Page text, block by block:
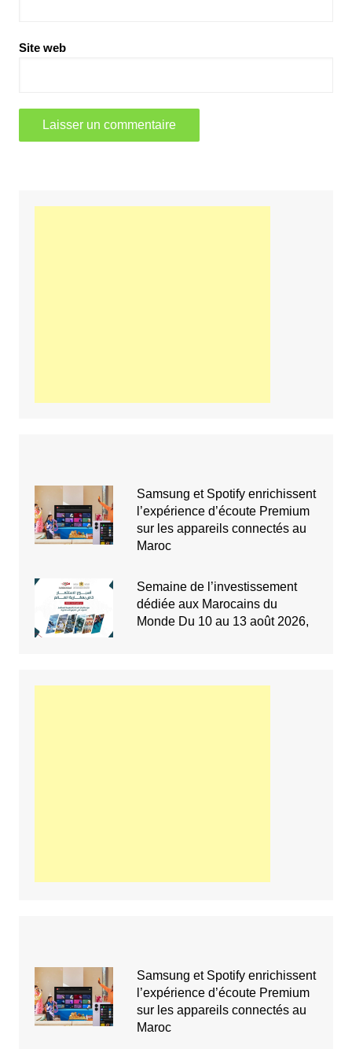
Site web
Samsung et Spotify enrichissent
l’expérience d’écoute Premium
sur les appareils connectés au
Maroc
Semaine de l’investissement
dédiée aux Marocains du
Monde Du 10 au 13 août 2026,
Samsung et Spotify enrichissent
l’expérience d’écoute Premium
sur les appareils connectés au
Maroc